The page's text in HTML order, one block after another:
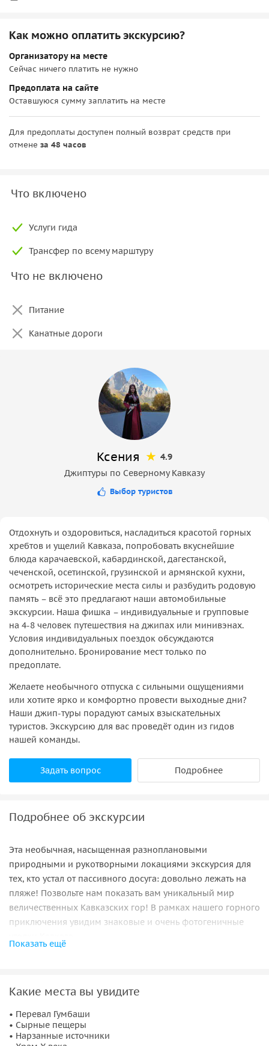
Как можно оплатить экскурсию?
Организатору на месте
Сейчас ничего платить не нужно
Предоплата на сайте
Оставшуюся сумму заплатить на месте
Для предоплаты доступен полный возврат средств при
отмене за 48 часов
Что включено
Услуги гида
Трансфер по всему марштуру
Что не включено
Питание
Канатные дороги
Ксения
4.9
Джиптуры по Северному Кавказу
Выбор туристов
Отдохнуть и оздоровиться, насладиться красотой горных
хребтов и ущелий Кавказа, попробовать вкуснейшие
блюда карачаевской, кабардинской, дагестанской,
чеченской, осетинской, грузинской и армянской кухни,
осмотреть исторические места силы и разбудить родовую
память – всё это предлагают наши автомобильные
экскурсии. Наша фишка – индивидуальные и групповые
на 4-8 человек путешествия на джипах или минивэнах.
Условия индивидуальных поездок обсуждаются
дополнительно. Бронирование мест только по
предоплате.
Желаете необычного отпуска с сильными ощущениями
или хотите ярко и комфортно провести выходные дни?
Наши джип-туры порадуют самых взыскательных
туристов. Экскурсию для вас проведёт один из гидов
нашей команды.
Задать вопрос Подробнее
Подробнее об экскурсии
Эта необычная, насыщенная разноплановыми
природными и рукотворными локациями экскурсия для
тех, кто устал от пассивного досуга: довольно лежать на
пляже! Позвольте нам показать вам уникальный мир
величественных Кавказских гор! В рамках нашего горного
приключения увидим знаковые и очень фотогеничные
самого высокогорного в нашей стране, через который
проходит очень живописная дорога.
• По желанию сделаем
источников, чтобы оценить Необычные Сырные пещеры
Показать ещё
Какие места вы увидите
• Перевал Гумбаши
• Сырные пещеры
• Нарзанные источники